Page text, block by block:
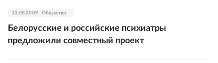
13.08.2009 Общество
Белорусские и российские психиатры
предложили совместный проект